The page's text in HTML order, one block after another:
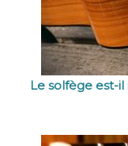
Le solfège est-